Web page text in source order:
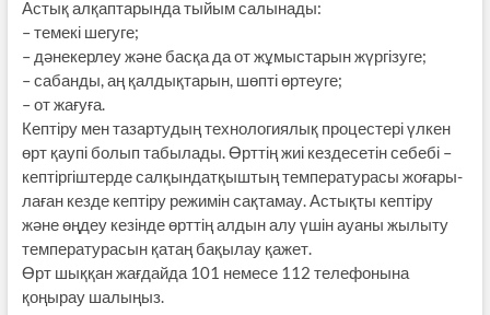
Астық алқаптарында тыйым са­лы­­нады:
– темекі шегуге;
– дәнекерлеу және басқа да от жұмыстарын жүргізуге;
– сабанды, аң қалдықтарын, шөпті өртеуге;
– от жағуға.
Кептіру мен тазартудың техноло­гиялық процестері үлкен
өрт қау­пі болып табылады. Өрттің жиі кез­де­сетін себебі –
кептіргіштерде салқын­датқыштың температурасы жоғары­
лаған кезде кептіру режимін сақтамау. Астықты кептіру
және өңдеу кезінде өрттің алдын алу үшін ауаны жылыту
температурасын қатаң бақылау қажет.
Өрт шыққан жағдайда 101 немесе 112 телефонына
қоңырау шалыңыз.